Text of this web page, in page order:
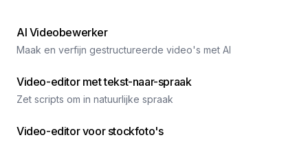
AI Videobewerker
Maak en verfijn gestructureerde video's met AI
Video-editor met tekst-naar-spraak
Zet scripts om in natuurlijke spraak
Video-editor voor stockfoto's